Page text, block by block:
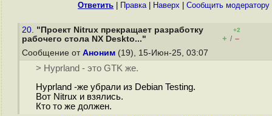
Ответить Правка| Наверх Cообщить модератору
20. "Проект Nitrux прекращает разработку
рабочего стола NX Deskto..."
+2
+ / –
Сообщение от Аноним (19), 15-Июн-25, 03:07
> Hyprland - это GTK же.
Hyprland -же убрали из Debian Testing.
Вот Nitrux и взялись.
Кто то же должен.